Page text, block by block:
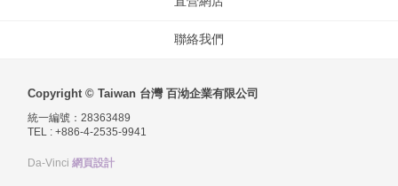
聯絡我們
Copyright © Taiwan 台灣 百泑企業有限公司
統一編號：28363489
TEL : +886-4-2535-9941
Da-Vinci網頁設計